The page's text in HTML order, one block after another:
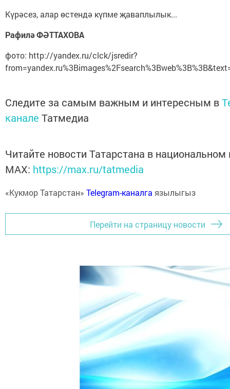
Күрәсез, алар өстендә күпме җаваплылык...
Рафилә ФӘТТАХОВА
фото: http://yandex.ru/clck/jsredir?
Следите за самым важным и интересным в
канале Татмедиа
Читайте новости Татарстана в
MАХ: https://max.ru/tatmedia
«Кукмор Татарстан» Telegram-каналга язылыгыз
Перейти на страницу новости